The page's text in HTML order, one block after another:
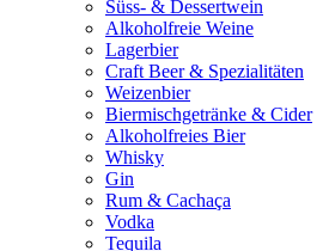
Süss- & Dessertwein
Alkoholfreie Weine
Lagerbier
Craft Beer & Spezialitäten
Weizenbier
Biermischgetränke & Cider
Alkoholfreies Bier
Whisky
Gin
Rum & Cachaça
Vodka
Tequila